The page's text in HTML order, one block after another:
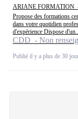
ARIANE FORMATION
Propose des formations
dans votre quotidien
d'expérience Dispose
CDD - Non
Publié il y a plus de 30